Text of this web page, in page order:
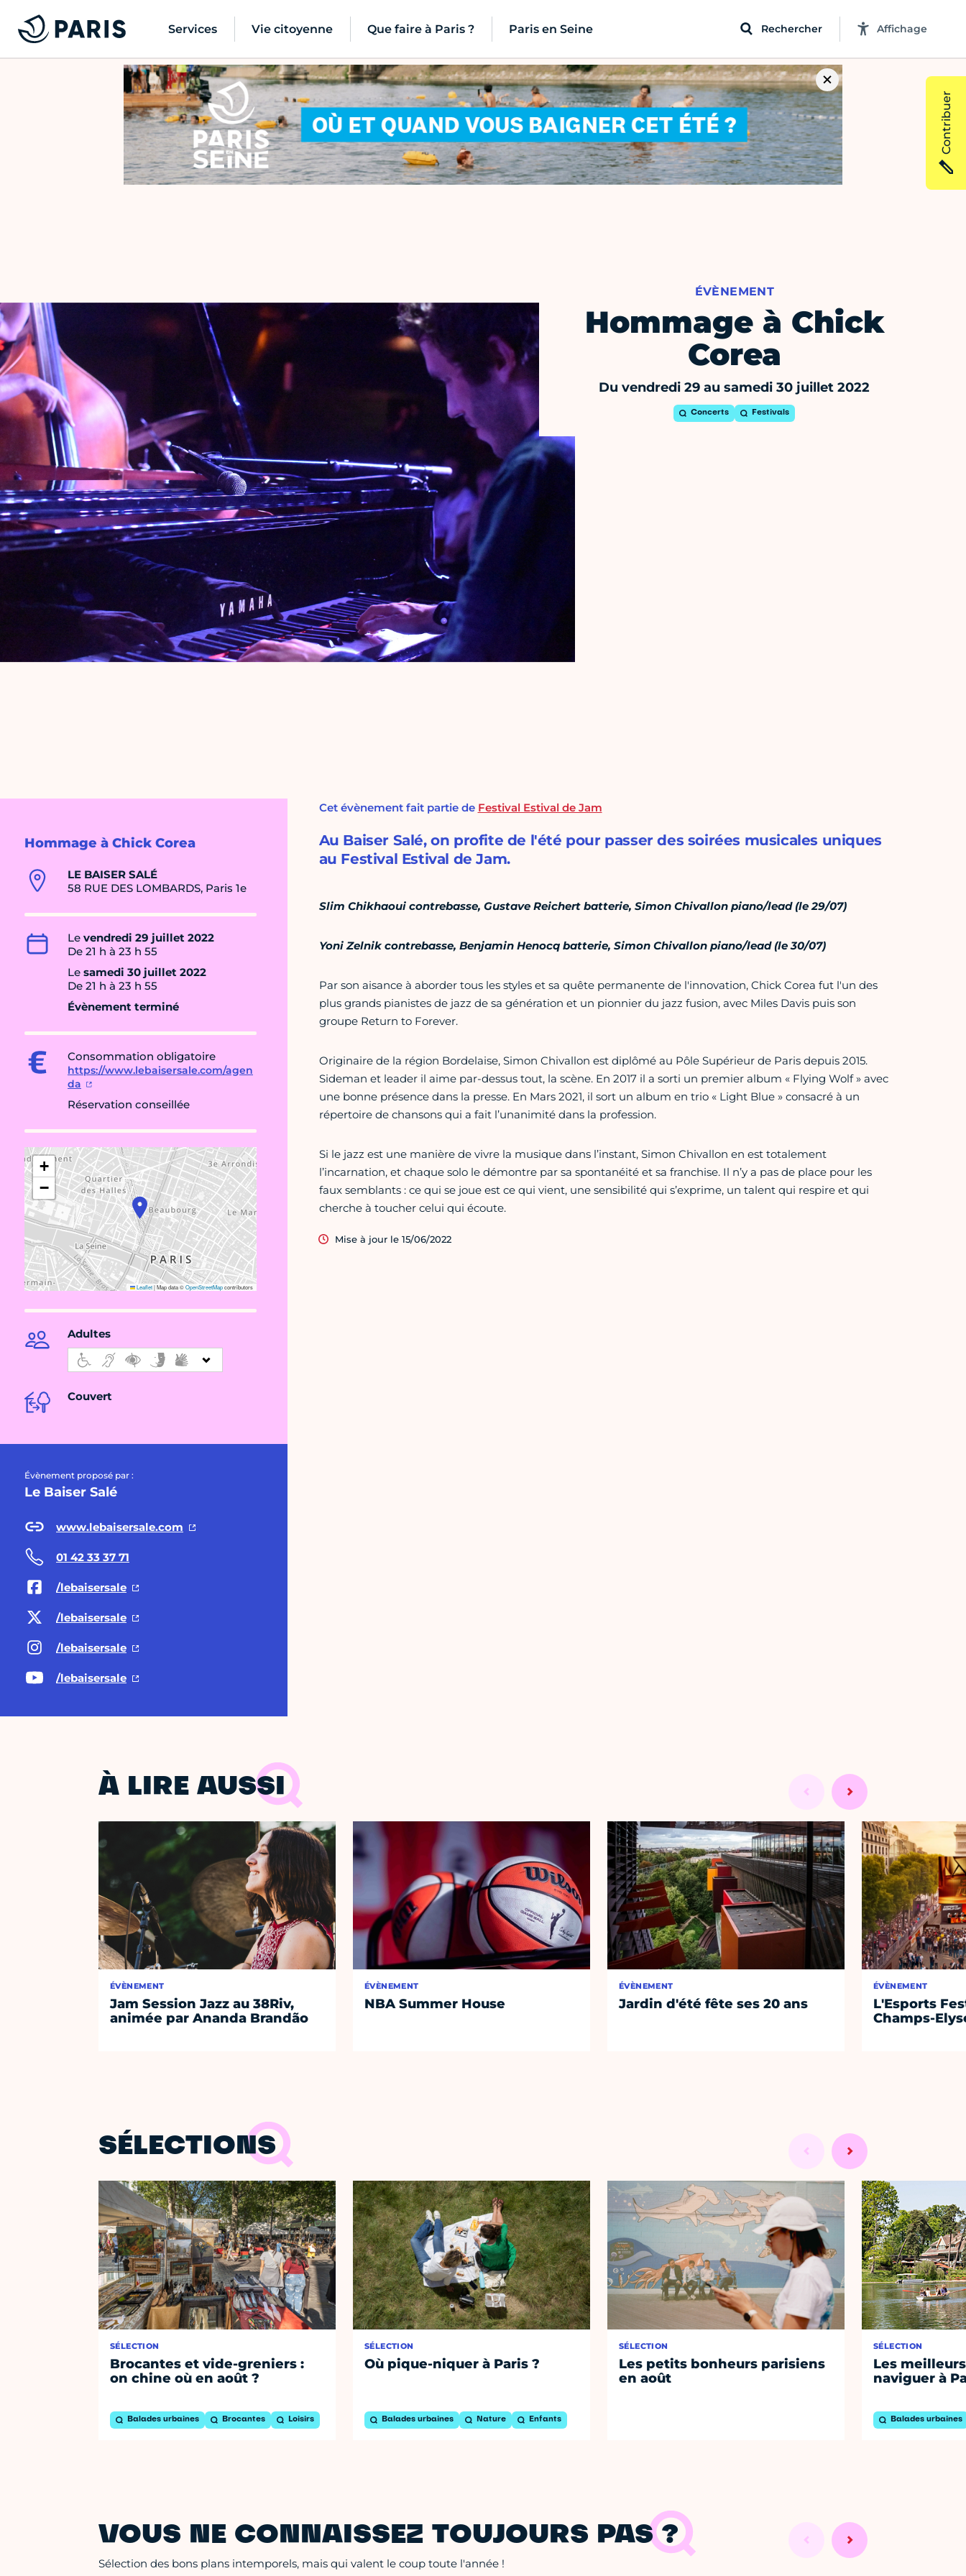
Services Vie citoyenne Que faire à Paris ? Paris en Seine Rechercher Affichage
ÉVÈNEMENT
Hommage à Chick
Corea
Du vendredi 29 au samedi 30 juillet 2022
Concerts Festivals
Hommage à Chick Corea
LE BAISER SALÉ
58 RUE DES LOMBARDS, Paris 1e
Le vendredi 29 juillet 2022
De 21 h à 23 h 55
Le samedi 30 juillet 2022
De 21 h à 23 h 55
Évènement terminé
Consommation obligatoire
https://www.lebaisersale.com/agen
da
Réservation conseillée
+
−
Leaflet|Map data ©OpenStreetMapcontributors
Adultes
Couvert
Évènement proposé par :
Le Baiser Salé
www.lebaisersale.com
01 42 33 37 71
/lebaisersale
/lebaisersale
/lebaisersale
/lebaisersale
Cet évènement fait partie de Festival Estival de Jam
Au Baiser Salé, on profite de l'été pour passer des soirées musicales uniques
au Festival Estival de Jam.
Slim Chikhaoui contrebasse, Gustave Reichert batterie, Simon Chivallon piano/lead (le 29/07)
Yoni Zelnik contrebasse, Benjamin Henocq batterie, Simon Chivallon piano/lead (le 30/07)
Par son aisance à aborder tous les styles et sa quête permanente de l'innovation, Chick Corea fut l'un des
plus grands pianistes de jazz de sa génération et un pionnier du jazz fusion, avec Miles Davis puis son
groupe Return to Forever.
Originaire de la région Bordelaise, Simon Chivallon est diplômé au Pôle Supérieur de Paris depuis 2015.
Sideman et leader il aime par-dessus tout, la scène. En 2017 il a sorti un premier album « Flying Wolf » avec
une bonne présence dans la presse. En Mars 2021, il sort un album en trio « Light Blue » consacré à un
répertoire de chansons qui a fait l’unanimité dans la profession.
Si le jazz est une manière de vivre la musique dans l’instant, Simon Chivallon en est totalement
l’incarnation, et chaque solo le démontre par sa spontanéité et sa franchise. Il n’y a pas de place pour les
faux semblants : ce qui se joue est ce qui vient, une sensibilité qui s’exprime, un talent qui respire et qui
cherche à toucher celui qui écoute.
Mise à jour le 15/06/2022
À LIRE AUSSI
ÉVÈNEMENT
Jam Session Jazz au 38Riv,
animée par Ananda Brandão
ÉVÈNEMENT
NBA Summer House
ÉVÈNEMENT
Jardin d'été fête ses 20 ans
ÉVÈNEMENT
L'Esports
Champs-
SÉLECTIONS
SÉLECTION
Brocantes et vide-greniers :
on chine où en août ?
Balades urbaines Brocantes Loisirs
SÉLECTION
Où pique-niquer à Paris ?
Balades urbaines Nature Enfants
SÉLECTION
Les petits bonheurs parisiens
en août
SÉLECTION
Les
naviguer à
Balades urbaines
VOUS NE CONNAISSEZ TOUJOURS PAS ?
Sélection des bons plans intemporels, mais qui valent le coup toute l'année !
Contribuer